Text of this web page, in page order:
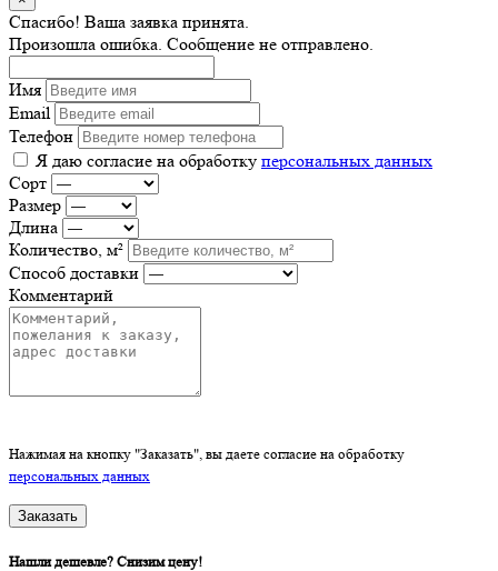
Спасибо! Ваша заявка принята.
Произошла ошибка. Сообщение не отправлено.
Имя
Email
Телефон
Я даю согласие на обработку персональных данных
Сорт
Размер
Длина
Количество, м²
Способ доставки
Комментарий
Нажимая на кнопку "Заказать", вы даете согласие на обработку
персональных данных
Заказать
Нашли дешевле? Снизим цену!